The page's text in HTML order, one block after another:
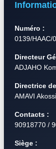
Numéro :
0139/HAAC/
Directeur
ADJAHO
Directrice
AMAVI
Contacts :
90918770 /
Siège :